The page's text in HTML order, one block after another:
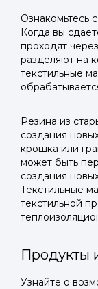
Ознакомьтесь
Когда вы
проходят
разделяют на
текстильные
Резина из
создания
крошка или
может быть
создания
Текстильные
текстильной
Продукты
Узнайте о